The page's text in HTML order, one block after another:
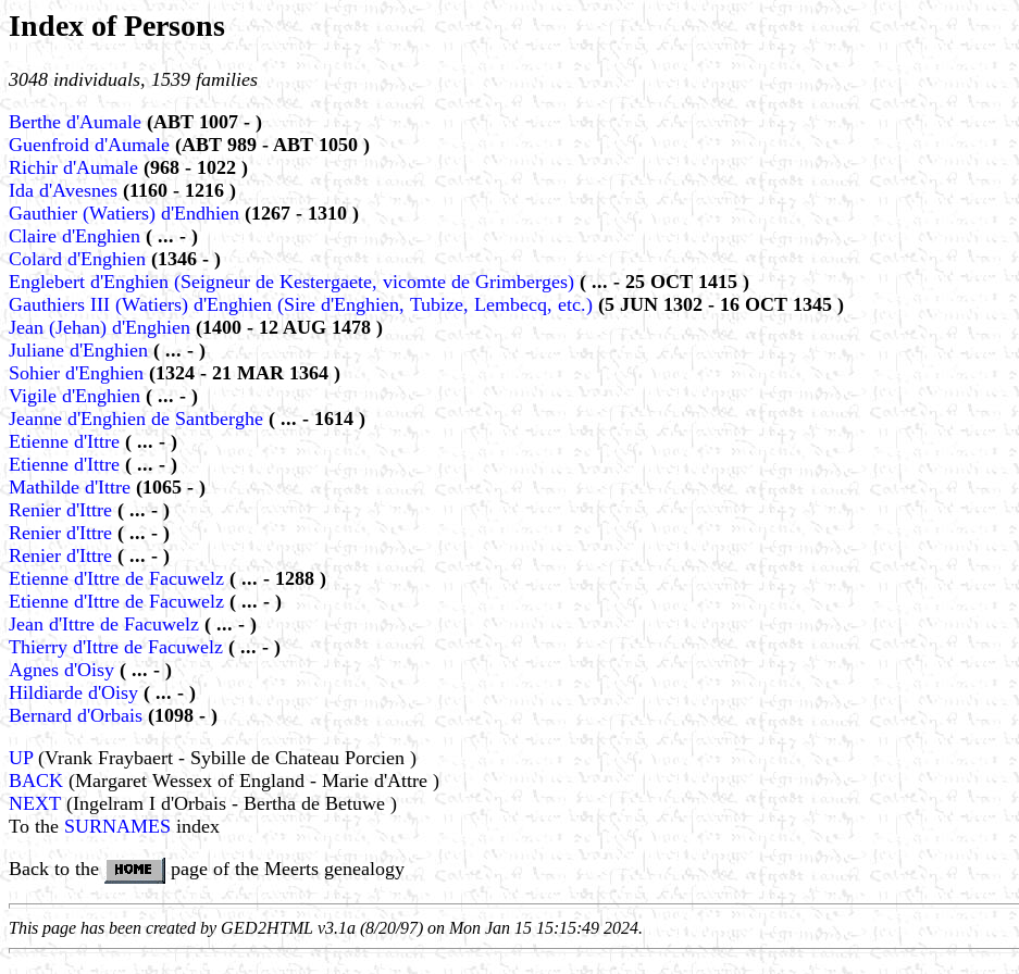
Index of Persons
3048 individuals, 1539 families
Berthe d'Aumale(ABT 1007 - )
Guenfroid d'Aumale (ABT 989 - ABT 1050 )
Richir d'Aumale (968 - 1022 )
Ida d'Avesnes (1160 - 1216 )
Gauthier (Watiers) d'Endhien (1267 - 1310 )
Claire d'Enghien( ... - )
Colard d'Enghien (1346 - )
Englebert d'Enghien (Seigneur de Kestergaete, vicomte de Grimberges) ( ... - 25 OCT 1415 )
Gauthiers III (Watiers) d'Enghien (Sire d'Enghien, Tubize, Lembecq, etc.) (5 JUN 1302 - 16 OCT 1345 )
Jean (Jehan) d'Enghien (1400 - 12 AUG 1478 )
Juliane d'Enghien( ... - )
Sohier d'Enghien(1324 - 21 MAR 1364 )
Vigile d'Enghien ( ... - )
Jeanne d'Enghien de Santberghe ( ... - 1614 )
Etienne d'Ittre ( ... - )
Etienne d'Ittre ( ... - )
Mathilde d'Ittre (1065 - )
Renier d'Ittre ( ... - )
Renier d'Ittre ( ... - )
Renier d'Ittre ( ... - )
Etienne d'Ittre de Facuwelz( ... - 1288 )
Etienne d'Ittre de Facuwelz ( ... - )
Jean d'Ittre de Facuwelz ( ... - )
Thierry d'Ittre de Facuwelz ( ... - )
Agnes d'Oisy ( ... - )
Hildiarde d'Oisy ( ... - )
Bernard d'Orbais (1098 - )
UP(Vrank Fraybaert - Sybille de Chateau Porcien )
BACK (Margaret Wessex of England - Marie d'Attre )
NEXT(Ingelram I d'Orbais - Bertha de Betuwe )
To the SURNAMES index
Back to the
page of the Meerts genealogy
This page has been created by GED2HTML v3.1a (8/20/97) on Mon Jan 15 15:15:49 2024.